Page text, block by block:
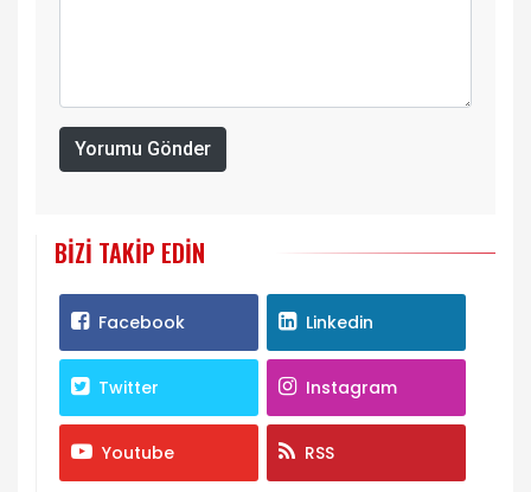
Yorumu Gönder
BIZI TAKIP EDIN
Facebook Linkedin
Twitter Instagram
Youtube RSS